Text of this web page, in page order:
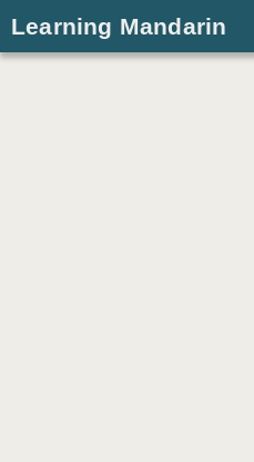
Learning Mandarin